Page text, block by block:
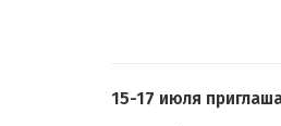
15-17 июля